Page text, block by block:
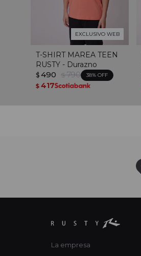
EXCLUSIVO WEB
T-SHIRT MAREA TEEN
RUSTY - Durazno
$ 490 $ 790 38
$ 417
La empresa